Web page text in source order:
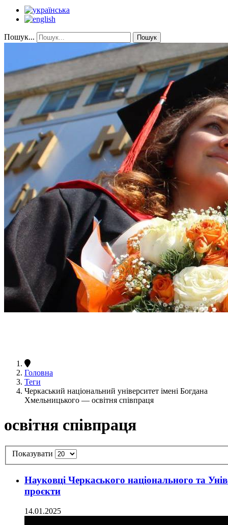
Пошук... Пошук
Головна
Теги
Черкаський національний університет імені Богдана
Хмельницького — освітня співпраця
освітня співпраця
Показувати
Науковці Черкаського національного та
проєкти
14.01.2025